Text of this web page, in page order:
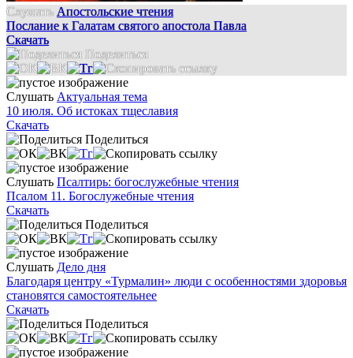
Слушать Апостольские чтения
Послание к Галатам святого апостола Павла
Скачать
Поделиться
Слушать Актуальная тема
10 июля. Об истоках тщеславия
Скачать
Поделиться
Слушать Псалтирь: богослужебные чтения
Псалом 11. Богослужебные чтения
Скачать
Поделиться
Слушать Дело дня
Благодаря центру «Турмалин» люди с особенностями здоровья
становятся самостоятельнее
Скачать
Поделиться